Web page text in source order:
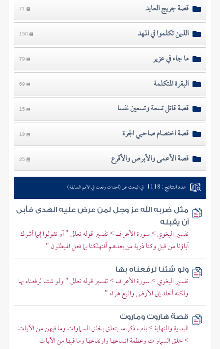
قصة جريج العابد 71
الذين تكلموا في المهد 150
ما جاء في عزير 79
البقرة المتكلمة 69
قصة قاتل تسعة وتسعين نفسا 15
قصة اختصام صاحبي الجرة 19
قصة الأعمى والأبرص والأقرع 25
عدد النتائج : 1118 في البحث عن (أحداث وقعت في الأمم السابقة)
مثل ضربه الله عز وجل لمن عرض عليه الهدى فأبى
أن يقبله
تفسير البغوي > سورة الأعراف > تفسير قوله تعالى " أو تقولوا إنما أشرك
آباؤنا من قبل وكنا ذرية من بعدهم أفتهلكنا بما فعل المبطلون "
ولو شئنا لرفعناه بها
تفسير البغوي > سورة الأعراف > تفسير قوله تعالى " ولو شئنا لرفعناه بها
ولكنه أخلد إلى الأرض واتبع هواه "
قصة هاروت وماروت
البداية والنهاية > باب ذكر ما يتعلق بخلق السماوات وما فيهن من الآيات
> خلق السماوات وعظمة اتساعها وارتفاعها وما فيها من الآيات